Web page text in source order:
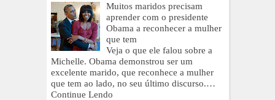
Muitos maridos precisam
aprender com o presidente
Obama a reconhecer a mulher
que tem
Veja o que ele falou sobre a
Michelle. Obama demonstrou ser um
excelente marido, que reconhece a mulher
que tem ao lado, no seu último discurso.…
Continue Lendo